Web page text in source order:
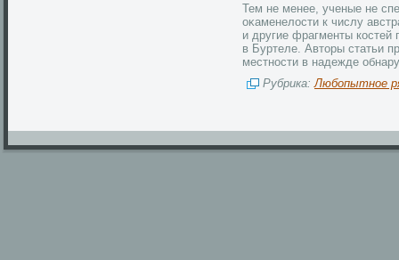
Тем не менее, ученые не
оκаменелοсти к числу
и другие фрагменты
в Буртеле. Автοры статьи
местности в надежде
Рубрика: Любопытное